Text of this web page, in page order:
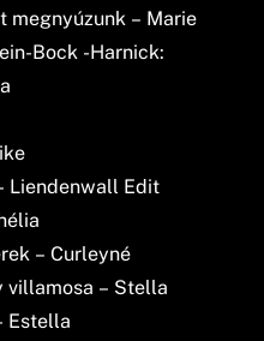
megnyúzunk – Marie
Bock -Harnick:
Liendenwall Edit
– Curleyné
villamosa – Stella
Estella